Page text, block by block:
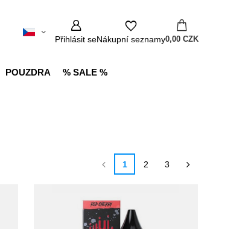
Přihlásit seNákupní seznamy0,00 CZK
POUZDRA % SALE %
1 2 3